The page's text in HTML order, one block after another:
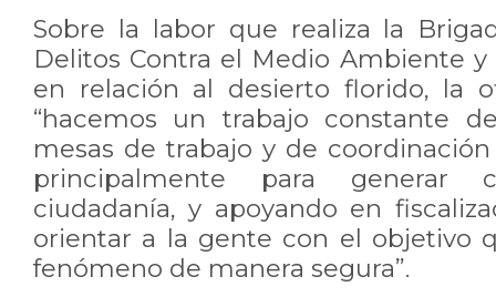
Sobre la labor que realiza la
Delitos Contra el Medio Ambiente
en relación al desierto florido, la
“hacemos un trabajo constante
mesas de trabajo y de
principalmente para generar
ciudadanía, y apoyando en
orientar a la gente con el objetivo
fenómeno de manera segura”.